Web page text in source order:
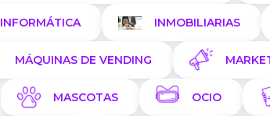
INFORMÁTICA INMOBILIARIAS
MÁQUINAS DE VENDING
MASCOTAS OCIO